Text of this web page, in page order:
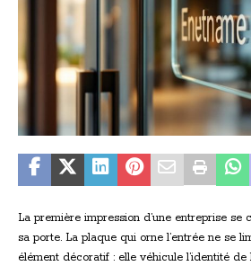
La première impression d’une entreprise se
sa porte. La plaque qui orne l’entrée ne se
élément décoratif : elle véhicule l’identité de